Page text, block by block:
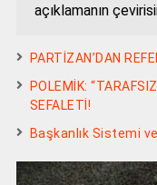
açıklamanın
PARTİZAN’DAN
POLEMİK:
SEFALETİ!
Başkanlık Sistemi